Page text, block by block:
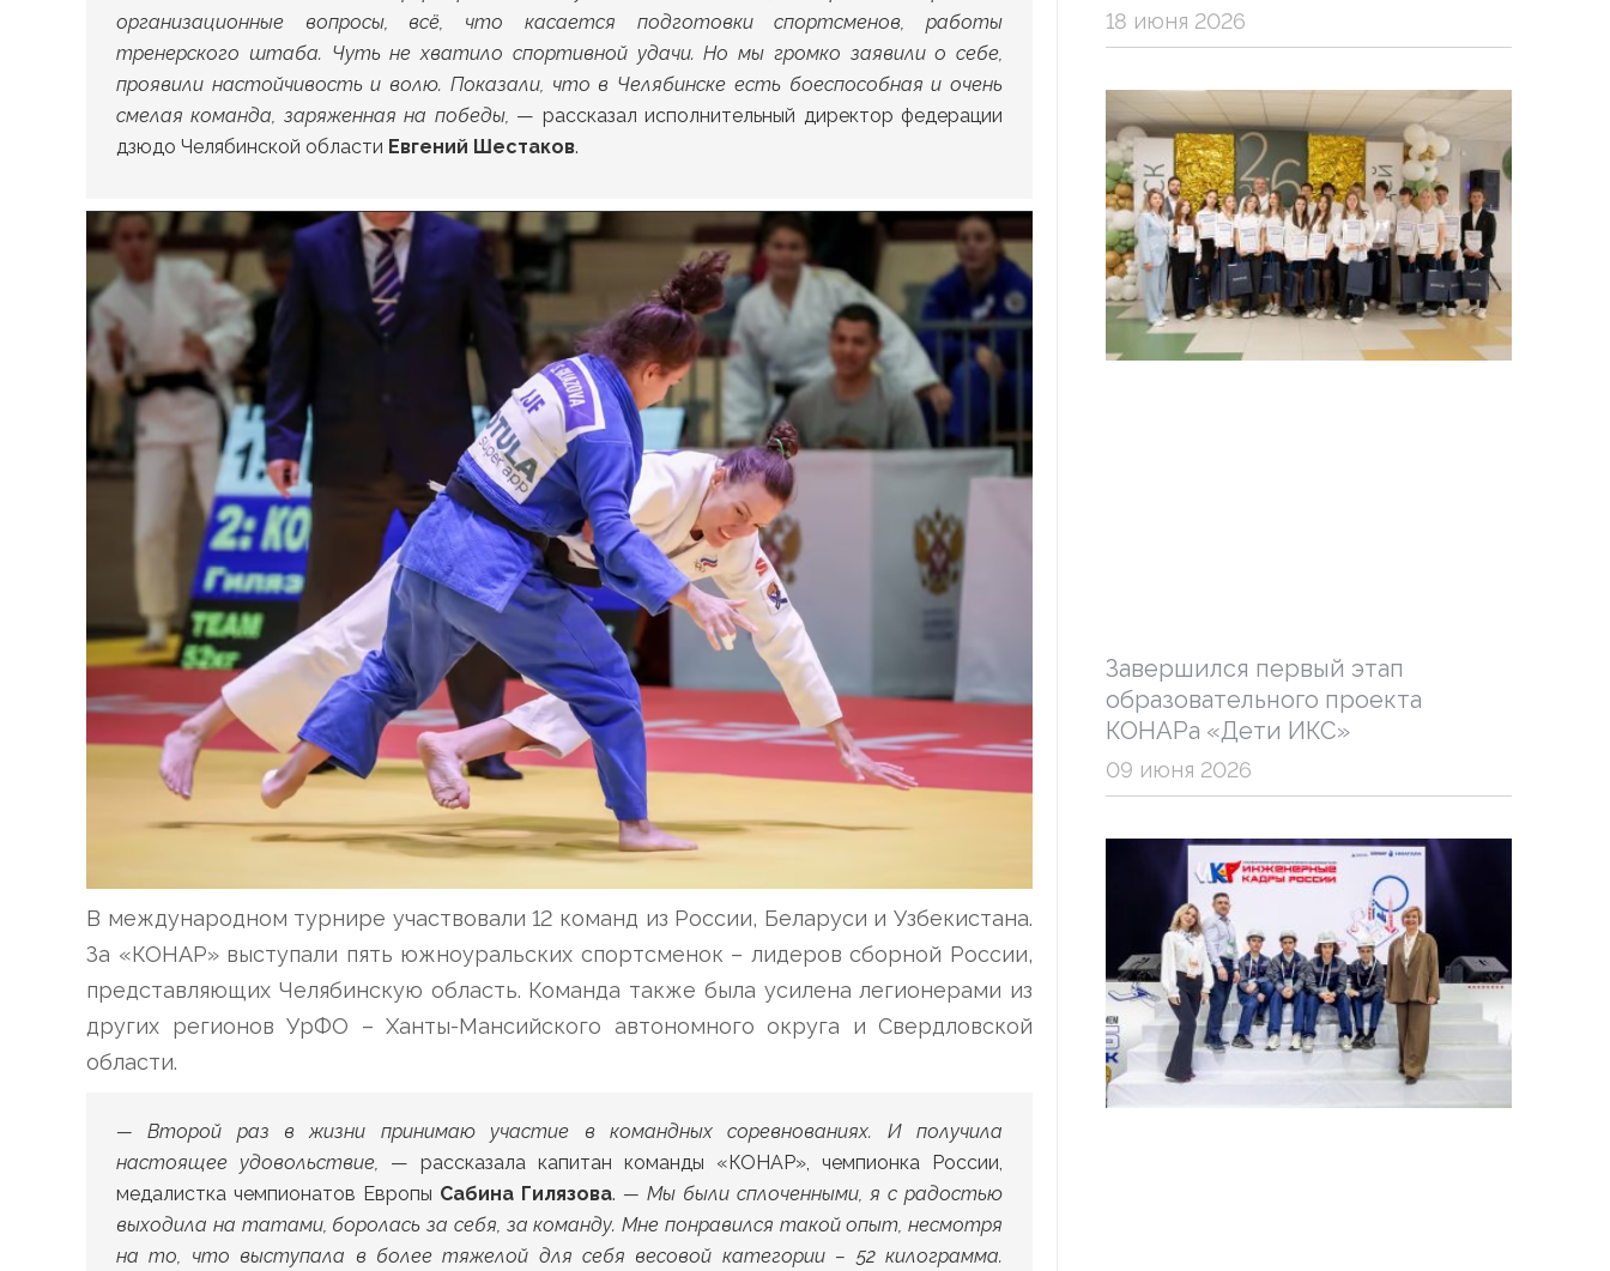
организационные вопросы, всё, что касается подготовки спортсменов, работы
тренерского штаба. Чуть не хватило спортивной удачи. Но мы громко заявили о себе,
проявили настойчивость и волю. Показали, что в Челябинске есть боеспособная и очень
смелая команда, заряженная на победы, — рассказал исполнительный директор федерации
дзюдо Челябинской области Евгений Шестаков.
В международном турнире участвовали 12 команд из России, Беларуси и Узбекистана.
За «КОНАР» выступали пять южноуральских спортсменок – лидеров сборной России,
представляющих Челябинскую область. Команда также была усилена легионерами из
других регионов УрФО – Ханты-Мансийского автономного округа и Свердловской
области.
— Второй раз в жизни принимаю участие в командных соревнованиях. И получила
настоящее удовольствие,
— рассказала капитан команды «КОНАР», чемпионка России,
медалистка чемпионатов Европы Сабина Гилязова. — Мы были сплоченными, я с радостью
выходила на татами, боролась за себя, за команду. Мне понравился такой опыт, несмотря
на то, что выступала в более тяжелой для себя весовой категории – 52 килограмма.
18 июня 2026
Завершился первый этап
образовательного проекта
КОНАРа «Дети ИКС»
09 июня 2026